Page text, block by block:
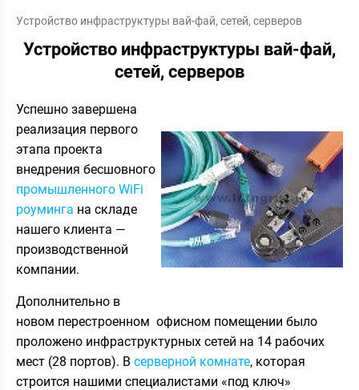
Устройство инфраструктуры вай-фай, сетей, серверов
Устройство инфраструктуры вай-фай,
сетей, серверов
Успешно завершена
реализация первого
этапа проекта
внедрения бесшовного
промышленного WiFi
роуминга на складе
нашего клиента —
производственной
компании.
Дополнительно в
новом перестроенном офисном помещении было
проложено инфраструктурных сетей на 14 рабочих
мест (28 портов). В серверной комнате, которая
строится нашими специалистами «под ключ»